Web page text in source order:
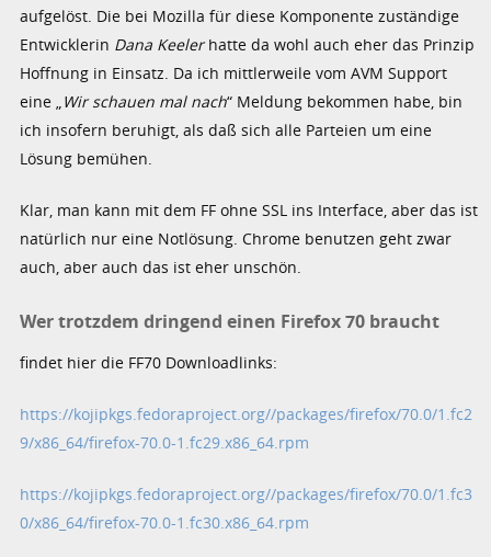
aufgelöst. Die bei Mozilla für diese Komponente zuständige
Entwicklerin Dana Keelerhatte da wohl auch eher das Prinzip
Hoffnung in Einsatz. Da ich mittlerweile vom AVM Support
eine „Wir schauen mal nach“ Meldung bekommen habe, bin
ich insofern beruhigt, als daß sich alle Parteien um eine
Lösung bemühen.
Klar, man kann mit dem FF ohne SSL ins Interface, aber das ist
natürlich nur eine Notlösung. Chrome benutzen geht zwar
auch, aber auch das ist eher unschön.
Wer trotzdem dringend einen Firefox 70 braucht
findet hier die FF70 Downloadlinks:
https://kojipkgs.fedoraproject.org//packages/firefox/70.0/1.fc2
9/x86_64/firefox-70.0-1.fc29.x86_64.rpm
https://kojipkgs.fedoraproject.org//packages/firefox/70.0/1.fc3
0/x86_64/firefox-70.0-1.fc30.x86_64.rpm